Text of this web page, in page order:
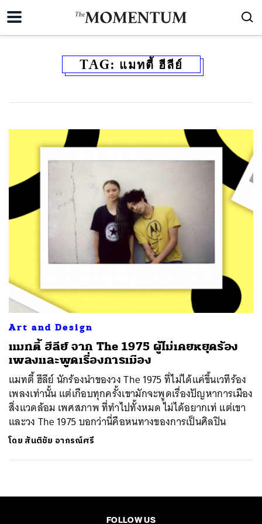
TAG: แมทตี้ ฮีลีย์
Art and Design
แมทตี้ ฮีลีย์ จาก The 1975 ผู้ไม่เคยหยุดร้อง
เพลงและพูดเรื่องการเมือง
แมทตี้ ฮีลีย์ นักร้องนำของวง The 1975 ที่ไม่ได้แค่ขึ้นเวทีร้อง
เพลงเท่านั้น แต่เกือบทุกครั้งเขามักจะพูดเรื่องปัญหาการเมือง
สิ่งแวดล้อม เพศสภาพ ที่ทำไปทั้งหมด ไม่ได้อยากเท่ แต่เขา
และวง The 1975 บอกว่านี่คือหนทางของการเป็นศิลปิน
โดย สันติชัย อาภรณ์ศรี
FOLLOW US
ค้นหา
SHARE EMAIL